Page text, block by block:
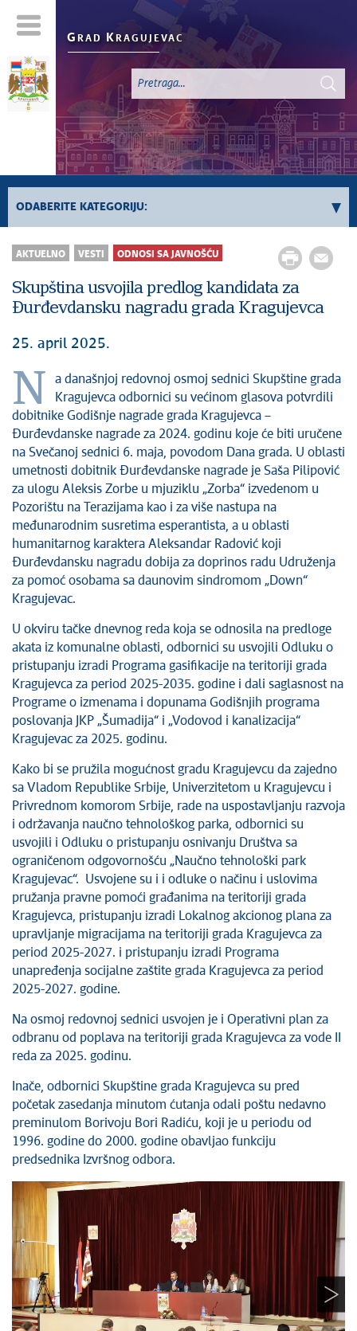
G RAD K RAGUJEVAC
ODABERITE KATEGORIJU:
Sve vesti
Servisne Informacije
Generalno
Odnosi sa javnošću
Zdravstvo
Socijalna zaštita
Sport
Sednice Gradskog veća
Sednice Skupštine
Turizam
Kragujevac - Grad u parku
Ekologija
Mladi u lokalnoj samoupravi
NVO
Poziv za medije
Izbori
Oktobarske svečanosti
Obrazovanje
Savet za koordinaciju poslova bezbednosti
saobraćaja
Ljudska i manjinska prava
AKTUELNO VESTI ODNOSI SA JAVNOŠĆU
Skupština usvojila predlog kandidata za
Đurđevdansku nagradu grada Kragujevca
25. april 2025.
N
a današnjoj redovnoj osmoj sednici Skupštine grada
Kragujevca odbornici su većinom glasova potvrdili
dobitnike Godišnje nagrade grada Kragujevca –
Đurđevdanske nagrade za 2024. godinu koje će biti uručene
na Svečanoj sednici 6. maja, povodom Dana grada. U oblasti
umetnosti dobitnik Đurđevdanske nagrade je Saša Pilipović
za ulogu Aleksis Zorbe u mjuziklu „Zorba“ izvedenom u
Pozorištu na Terazijama kao i za više nastupa na
međunarodnim susretima esperantista, a u oblasti
humanitarnog karaktera Aleksandar Radović koji
Đurđevdansku nagradu dobija za doprinos radu Udruženja
za pomoć osobama sa daunovim sindromom „Down“
Kragujevac.
U okviru tačke dnevnog reda koja se odnosila na predloge
akata iz komunalne oblasti, odbornici su usvojili Odluku o
pristupanju izradi Programa gasifikacije na teritoriji grada
Kragujevca za period 2025-2035. godine i dali saglasnost na
Programe o izmenama i dopunama Godišnjih programa
poslovanja JKP „Šumadija“ i „Vodovod i kanalizacija“
Kragujevac za 2025. godinu.
Kako bi se pružila mogućnost gradu Kragujevcu da zajedno
sa Vladom Republike Srbije, Univerzitetom u Kragujevcu i
Privrednom komorom Srbije, rade na uspostavljanju razvoja
i održavanja naučno tehnološkog parka, odbornici su
usvojili i Odluku o pristupanju osnivanju Društva sa
ograničenom odgovornošću „Naučno tehnološki park
Kragujevac“. Usvojene su i i odluke o načinu i uslovima
pružanja pravne pomoći građanima na teritoriji grada
Kragujevca, pristupanju izradi Lokalnog akcionog plana za
upravljanje migracijama na teritoriji grada Kragujevca za
period 2025-2027. i pristupanju izradi Programa
unapređenja socijalne zaštite grada Kragujevca za period
2025-2027. godine.
Na osmoj redovnoj sednici usvojen je i Operativni plan za
odbranu od poplava na teritoriji grada Kragujevca za vode II
reda za 2025. godinu.
Inače, odbornici Skupštine grada Kragujevca su pred
početak zasedanja minutom ćutanja odali poštu nedavno
preminulom Borivoju Bori Radiću, koji je u periodu od
1996. godine do 2000. godine obavljao funkciju
predsednika Izvršnog odbora.